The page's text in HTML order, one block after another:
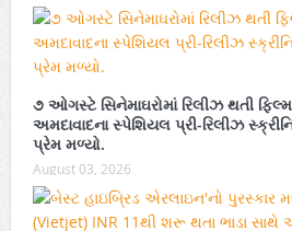
૭ ઓગસ્ટે સિનેમાઘરોમાં રિલીઝ થતી
અમદાવાદના સ્પેશિયલ પ્રી-રિલીઝ
પ્રેમ મળ્યો.
August 03, 2026